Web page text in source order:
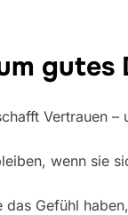
gutes
Vertrauen –
wenn sie
das Gefühl